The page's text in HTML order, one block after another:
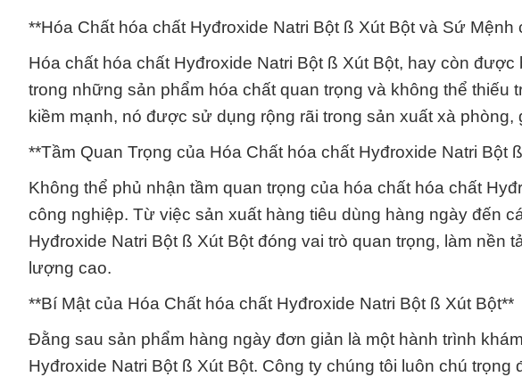
**Hóa Chất hóa chất Hyđroxide Natri Bột ß Xút Bột và Sứ
Hóa chất hóa chất Hyđroxide Natri Bột ß Xút Bột, hay còn
trong những sản phẩm hóa chất quan trọng và không thể thiếu
kiềm mạnh, nó được sử dụng rộng rãi trong sản xuất xà
**Tầm Quan Trọng của Hóa Chất hóa chất Hyđroxide Natri Bột
Không thể phủ nhận tầm quan trọng của hóa chất hóa chất
công nghiệp. Từ việc sản xuất hàng tiêu dùng hàng ngày đến
Hyđroxide Natri Bột ß Xút Bột đóng vai trò quan trọng, làm nền
lượng cao.
**Bí Mật của Hóa Chất hóa chất Hyđroxide Natri Bột ß Xút Bột**
Đằng sau sản phẩm hàng ngày đơn giản là một hành trình
Hyđroxide Natri Bột ß Xút Bột. Công ty chúng tôi luôn chú